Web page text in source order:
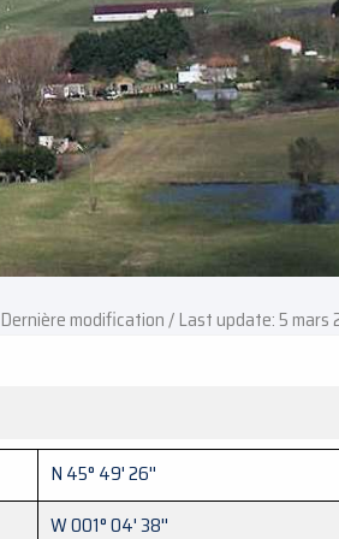
Dernière modification / Last update: 5 mars
N 45° 49' 26''
W 001° 04' 38''